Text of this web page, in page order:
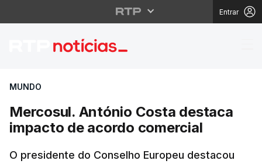
Entrar
Mercosul. António
MUNDO
Mercosul. António Costa destaca
impacto de acordo comercial
O presidente do Conselho Europeu destacou